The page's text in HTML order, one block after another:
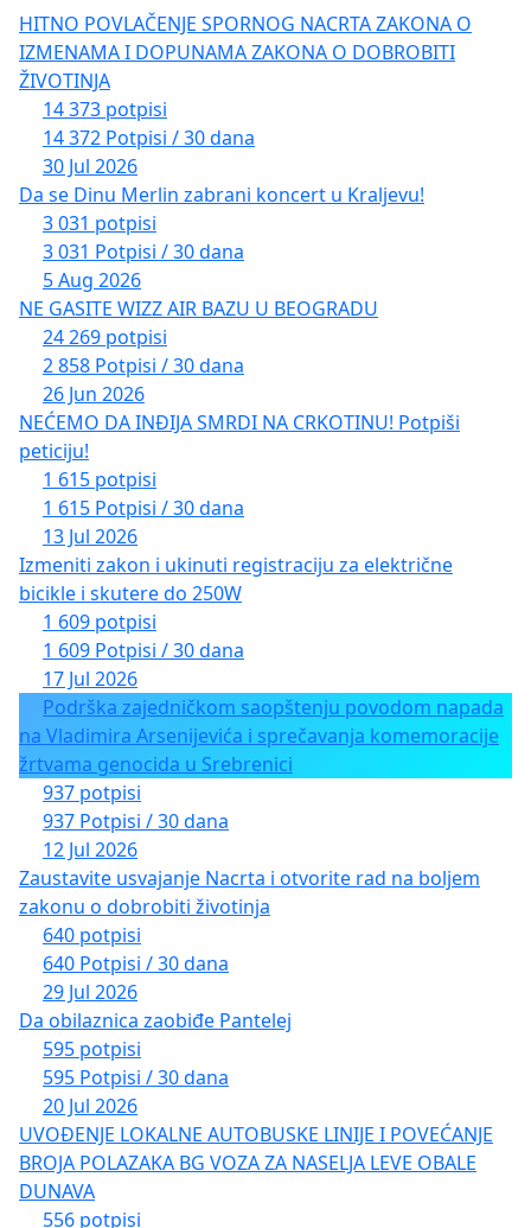
HITNO POVLAČENJE SPORNOG NACRTA ZAKONA O
IZMENAMA I DOPUNAMA ZAKONA O DOBROBITI
ŽIVOTINJA
14 373 potpisi
14 372 Potpisi / 30 dana
30 Jul 2026
Da se Dinu Merlin zabrani koncert u Kraljevu!
3 031 potpisi
3 031 Potpisi / 30 dana
5 Aug 2026
NE GASITE WIZZ AIR BAZU U BEOGRADU
24 269 potpisi
2 858 Potpisi / 30 dana
26 Jun 2026
NEĆEMO DA INĐIJA SMRDI NA CRKOTINU! Potpiši
peticiju!
1 615 potpisi
1 615 Potpisi / 30 dana
13 Jul 2026
Izmeniti zakon i ukinuti registraciju za električne
bicikle i skutere do 250W
1 609 potpisi
1 609 Potpisi / 30 dana
17 Jul 2026
Podrška zajedničkom saopštenju povodom napada
na Vladimira Arsenijevića i sprečavanja komemoracije
žrtvama genocida u Srebrenici
937 potpisi
937 Potpisi / 30 dana
12 Jul 2026
Zaustavite usvajanje Nacrta i otvorite rad na boljem
zakonu o dobrobiti životinja
640 potpisi
640 Potpisi / 30 dana
29 Jul 2026
Da obilaznica zaobiđe Pantelej
595 potpisi
595 Potpisi / 30 dana
20 Jul 2026
UVOĐENJE LOKALNE AUTOBUSKE LINIJE I POVEĆANJE
BROJA POLAZAKA BG VOZA ZA NASELJA LEVE OBALE
DUNAVA
556 potpisi